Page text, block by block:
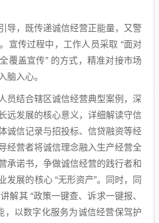
导，既传递诚信经营正能量，又警
宣传过程中，工作人员采取 “面对
覆盖宣传” 的方式，精准对接市场
脑入心。
员结合辖区诚信经营典型案例，深
远发展的核心意义，详细解读守信
诚信记录与招投标、信贷融资等经
经营者将诚信理念融入生产经营全
承诺书，争做诚信经营的践行者和
发展的核心 “无形资产”。同时，同
解其 “政策一键查、诉求一键报、
，以数字化服务为诚信经营保驾护